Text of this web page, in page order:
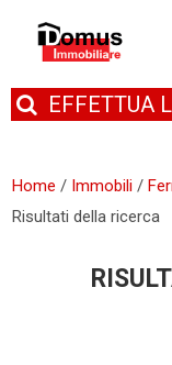
EFFETTUA
Home / Immobili /
Risultati della ricerca